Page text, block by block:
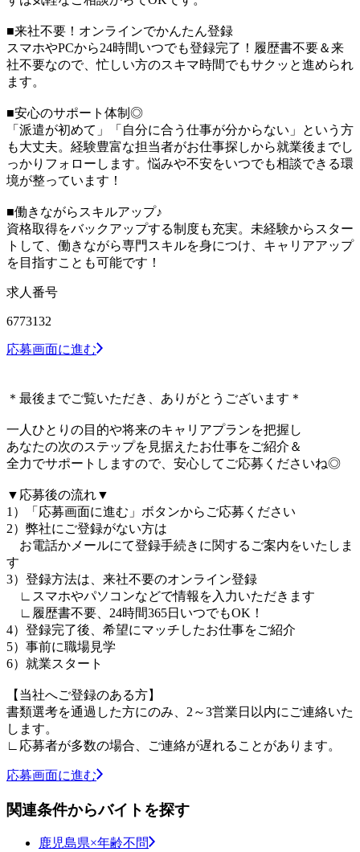
■来社不要！オンラインでかんたん登録
スマホやPCから24時間いつでも登録完了！履歴書不要＆来
社不要なので、忙しい方のスキマ時間でもサクッと進められ
ます。
■安心のサポート体制◎
「派遣が初めて」「自分に合う仕事が分からない」という方
も大丈夫。経験豊富な担当者がお仕事探しから就業後までし
っかりフォローします。悩みや不安をいつでも相談できる環
境が整っています！
■働きながらスキルアップ♪
資格取得をバックアップする制度も充実。未経験からスター
トして、働きながら専門スキルを身につけ、キャリアアップ
を目指すことも可能です！
求人番号
6773132
応募画面に進む
＊最後までご覧いただき、ありがとうございます＊
一人ひとりの目的や将来のキャリアプランを把握し
あなたの次のステップを見据えたお仕事をご紹介＆
全力でサポートしますので、安心してご応募くださいね◎
▼応募後の流れ▼
1）「応募画面に進む」ボタンからご応募ください
2）弊社にご登録がない方は
お電話かメールにて登録手続きに関するご案内をいたしま
す
3）登録方法は、来社不要のオンライン登録
∟スマホやパソコンなどで情報を入力いただきます
∟履歴書不要、24時間365日いつでもOK！
4）登録完了後、希望にマッチしたお仕事をご紹介
5）事前に職場見学
6）就業スタート
【当社へご登録のある方】
書類選考を通過した方にのみ、2～3営業日以内にご連絡いた
します。
∟応募者が多数の場合、ご連絡が遅れることがあります。
応募画面に進む
関連条件からバイトを探す
鹿児島県×年齢不問